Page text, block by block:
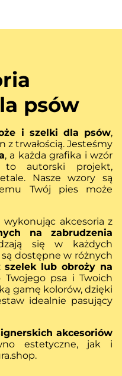
psów
i szelki dla psów,
z trwałością. Jesteśmy
, a każda grafika i wzór
to autorski projekt,
Nasze wzory są
Twój pies może
wykonując akcesoria z
na zabrudzenia
się w każdych
dostępne w różnych
szelek lub obroży na
psa i Twoich
gamę kolorów, dzięki
idealnie pasujący
akcesoriów
estetyczne, jak i